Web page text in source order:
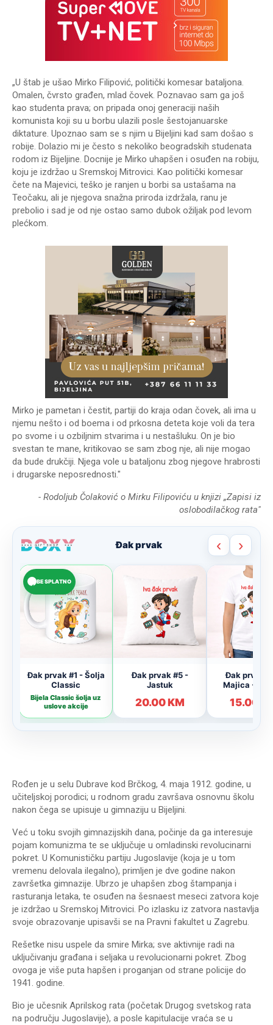
„U štab je ušao Mirko Filipović, politički komesar bataljona.
Omalen, čvrsto građen, mlad čovek. Poznavao sam ga još
kao studenta prava; on pripada onoj generaciji naših
komunista koji su u borbu ulazili posle šestojanuarske
diktature. Upoznao sam se s njim u Bijeljini kad sam došao s
robije. Dolazio mi je često s nekoliko beogradskih studenata
rodom iz Bijeljine. Docnije je Mirko uhapšen i osuđen na robiju,
koju je izdržao u Sremskoj Mitrovici. Kao politički komesar
čete na Majevici, teško je ranjen u borbi sa ustašama na
Teočaku, ali je njegova snažna priroda izdržala, ranu je
prebolio i sad je od nje ostao samo dubok ožiljak pod levom
plećkom.
Mirko je pametan i čestit, partiji do kraja odan čovek, ali ima u
njemu nešto i od boema i od prkosna deteta koje voli da tera
po svome i u ozbiljnim stvarima i u nestašluku. On je bio
svestan te mane, kritikovao se sam zbog nje, ali nije mogao
da bude drukčiji. Njega vole u bataljonu zbog njegove hrabrosti
i drugarske neposrednosti."
- Rodoljub Čolaković o Mirku Filipoviću u knjizi „Zapisi iz
oslobodilačkog rata"
Rođen je u selu Dubrave kod Brčkog, 4. maja 1912. godine, u
učiteljskoj porodici; u rodnom gradu završava osnovnu školu
nakon čega se upisuje u gimnaziju u Bijeljini.
Već u toku svojih gimnazijskih dana, počinje da ga interesuje
pojam komunizma te se uključuje u omladinski revolucinarni
pokret. U Komunističku partiju Jugoslavije (koja je u tom
vremenu delovala ilegalno), primljen je dve godine nakon
završetka gimnazije. Ubrzo je uhapšen zbog štampanja i
rasturanja letaka, te osuđen na šesnaest meseci zatvora koje
je izdržao u Sremskoj Mitrovici. Po izlasku iz zatvora nastavlja
svoje obrazovanje upisavši se na Pravni fakultet u Zagrebu.
Rešetke nisu uspele da smire Mirka; sve aktivnije radi na
uključivanju građana i seljaka u revolucionarni pokret. Zbog
ovoga je više puta hapšen i proganjan od strane policije do
1941. godine.
Bio je učesnik Aprilskog rata (početak Drugog svetskog rata
na području Jugoslavije), a posle kapitulacije vraća se u